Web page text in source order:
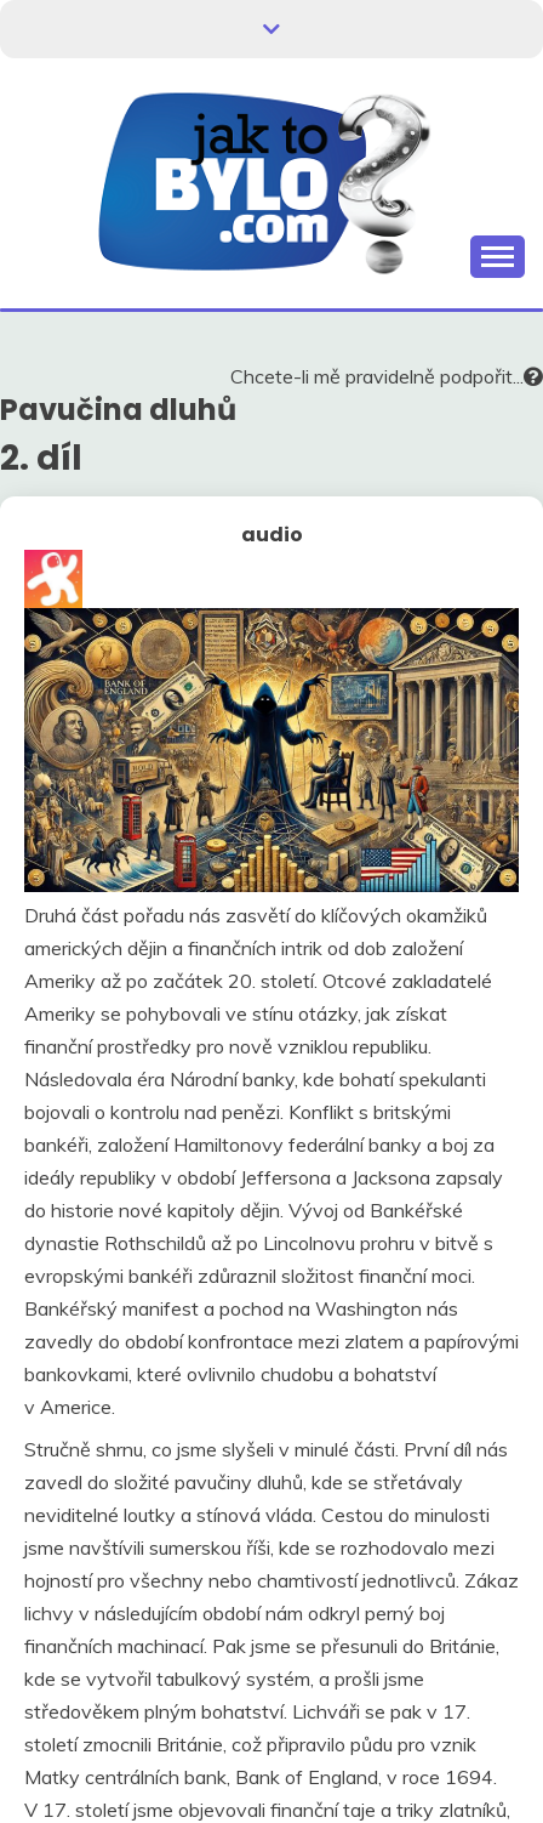
HISTORIE V
SOUVISLOSTECH
Chcete-li mě pravidelně podpořit...
Pavučina dluhů
2. díl
audio
Druhá část pořadu nás zasvětí do klíčových okamžiků
amerických dějin a finančních intrik od dob založení
Ameriky až po začátek 20. století. Otcové zakladatelé
Ameriky se pohybovali ve stínu otázky, jak získat
finanční prostředky pro nově vzniklou republiku.
Následovala éra Národní banky, kde bohatí spekulanti
bojovali o kontrolu nad penězi. Konflikt s britskými
bankéři, založení Hamiltonovy federální banky a boj za
ideály republiky v období Jeffersona a Jacksona zapsaly
do historie nové kapitoly dějin. Vývoj od Bankéřské
dynastie Rothschildů až po Lincolnovu prohru v bitvě s
evropskými bankéři zdůraznil složitost finanční moci.
Bankéřský manifest a pochod na Washington nás
zavedly do období konfrontace mezi zlatem a papírovými
bankovkami, které ovlivnilo chudobu a bohatství
v Americe.
Stručně shrnu, co jsme slyšeli v minulé části. První díl nás
zavedl do složité pavučiny dluhů, kde se střetávaly
neviditelné loutky a stínová vláda. Cestou do minulosti
jsme navštívili sumerskou říši, kde se rozhodovalo mezi
hojností pro všechny nebo chamtivostí jednotlivců. Zákaz
lichvy v následujícím období nám odkryl perný boj
finančních machinací. Pak jsme se přesunuli do Británie,
kde se vytvořil tabulkový systém, a prošli jsme
středověkem plným bohatství. Lichváři se pak v 17.
století zmocnili Británie, což připravilo půdu pro vznik
Matky centrálních bank, Bank of England, v roce 1694.
V 17. století jsme objevovali finanční taje a triky zlatníků,